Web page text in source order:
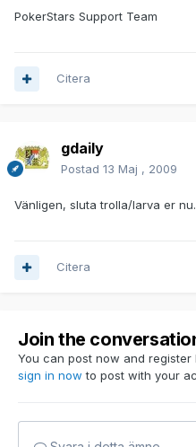
PokerStars Support Team
Citera
gdaily
Postad 13 Maj , 2009
Vänligen, sluta trolla/larva er nu.
Citera
Join the
You can post now and
sign in now to post with your